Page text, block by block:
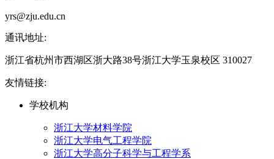
yrs@zju.edu.cn
通讯地址:
浙江省杭州市西湖区浙大路38号浙江大学玉泉校区 310027
友情链接:
学校机构
浙江大学材料学院
浙江大学电气工程学院
浙江大学高分子科学与工程学系